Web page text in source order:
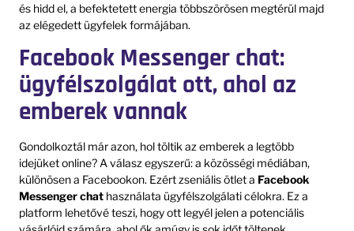
és hidd el, a befektetett energia többszörösen megtérül majd
az elégedett ügyfelek formájában.
Facebook Messenger chat:
ügyfélszolgálat ott, ahol az
emberek vannak
Gondolkoztál már azon, hol töltik az emberek a legtöbb
idejüket online? A válasz egyszerű: a közösségi médiában,
különösen a Facebookon. Ezért zseniális ötlet a Facebook
Messenger chat használata ügyfélszolgálati célokra. Ez a
platform lehetővé teszi, hogy ott legyél jelen a potenciális